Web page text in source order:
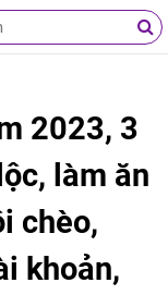
2023, 3
làm ăn
chèo,
khoản,